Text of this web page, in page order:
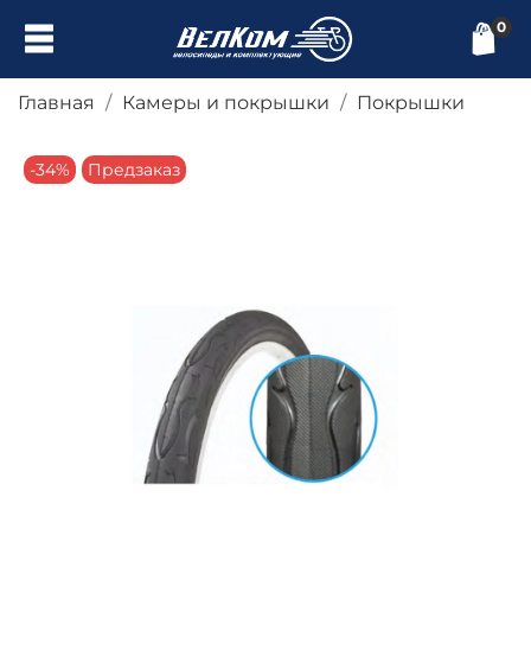
0
Главная Камеры и покрышки Покрышки
-34% Предзаказ